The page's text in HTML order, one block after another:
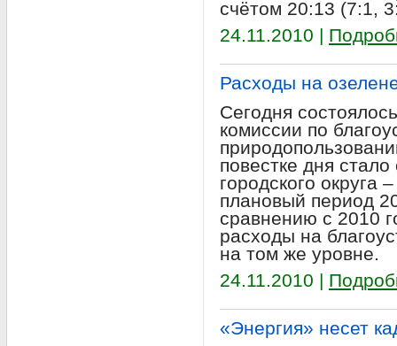
счётом 20:13 (7:1,
24.11.2010 |
Расходы на
Сегодня
комиссии по
повестке дня
городского округа
плановый период
сравнению с 2010
расходы на
на том же уровне.
24.11.2010 |
«Энергия» несет